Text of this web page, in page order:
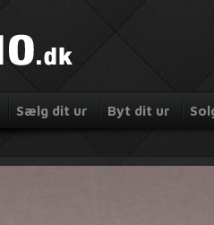
Sælg dit ur Byt dit ur